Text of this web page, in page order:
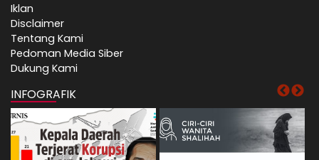
Iklan
Disclaimer
Tentang Kami
Pedoman Media Siber
Dukung Kami
INFOGRAFIK